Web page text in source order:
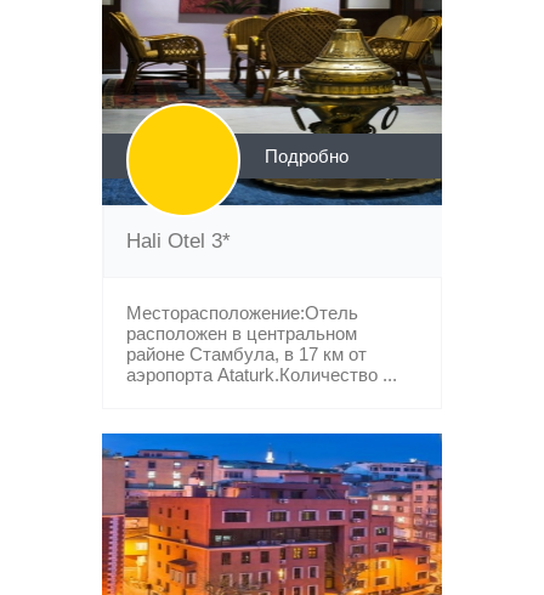
Подробно
Hali Otel 3*
Месторасположение:Отель
расположен в центральном
районе Стамбула, в 17 км от
аэропорта Ataturk.Количество ...